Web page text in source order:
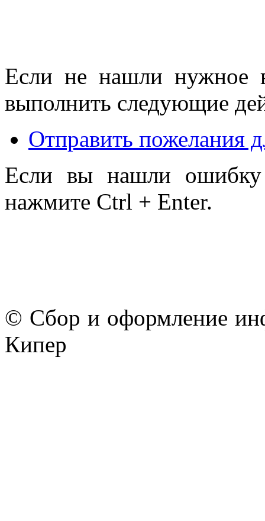
Если не нашли нужное
выполнить следующие
Отправить пожелания
Если вы нашли ошибку
нажмите Ctrl + Enter.
© Сбор и оформление
Кипер